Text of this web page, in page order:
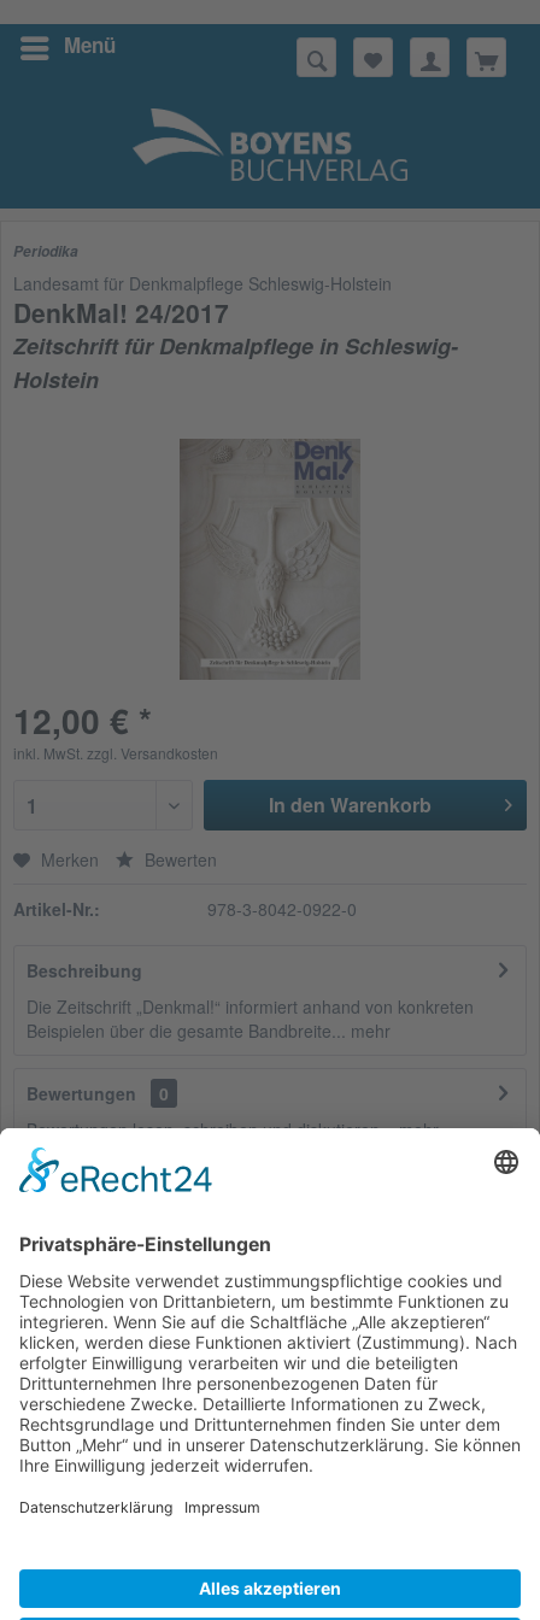
Menü
Suchen
Periodika
Landesamt für Denkmalpflege Schleswig-Holstein
DenkMal! 24/2017
Zeitschrift für Denkmalpflege in Schleswig-
Holstein
12,00 € *
inkl. MwSt. zzgl. Versandkosten
1 In den Warenkorb
Merken Bewerten
Artikel-Nr.: 978-3-8042-0922-0
Beschreibung
Die Zeitschrift „Denkmal!“ informiert anhand von konkreten
Beispielen über die gesamte Bandbreite... mehr
Bewertungen
0
Bewertungen lesen, schreiben und diskutieren...mehr
Kunden haben sich ebenfalls angesehen
Service Hotline
Shop Service
Informationen
* Alle Preise inkl. gesetzl. Mehrwertsteuer zzgl.Versandkostenund ggf.
Nachnahmegebühren, wenn nicht anders beschrieben
Bestellung Downloads
Widerrufsbelehrung Datenschutz